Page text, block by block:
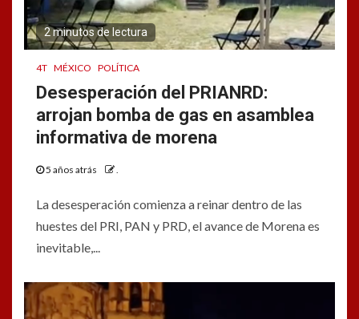
2 minutos de lectura
4T MÉXICO POLÍTICA
Desesperación del PRIANRD:
arrojan bomba de gas en asamblea
informativa de morena
5 años atrás .
La desesperación comienza a reinar dentro de las
huestes del PRI, PAN y PRD, el avance de Morena es
inevitable,...